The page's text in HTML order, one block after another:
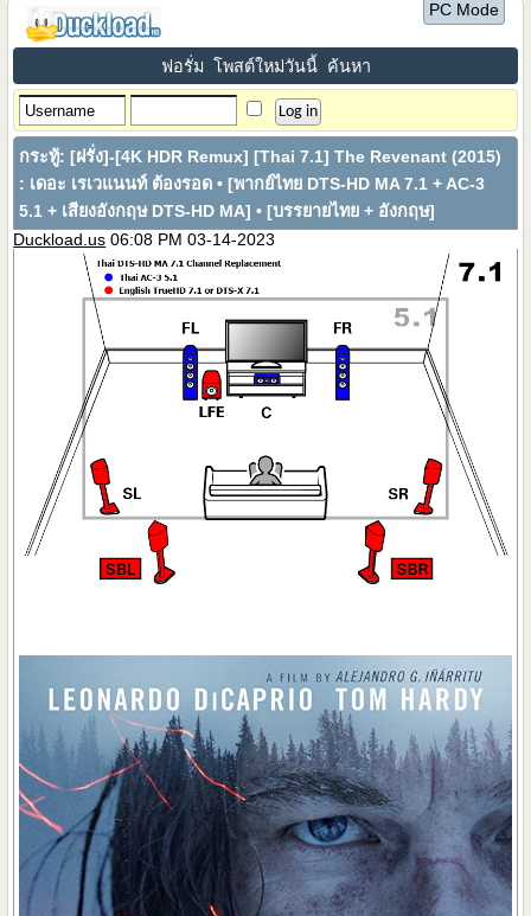
PC Mode
ฟอรั่ม โพสต์ใหม่วันนี้ ค้นหา
กระทู้:[ฝรั่ง]-[4K HDR Remux] [Thai 7.1] The Revenant (2015)
: เดอะ เรเวแนนท์ ต้องรอด • [พากย์ไทย DTS-HD MA 7.1 + AC-3
5.1 + เสียงอังกฤษ DTS-HD MA] • [บรรยายไทย + อังกฤษ]
Duckload.us 06:08 PM 03-14-2023